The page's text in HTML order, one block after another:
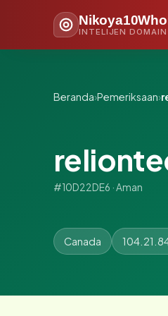
INTELIJEN
Beranda›Pemeriksaan›
#10D22DE6 · Aman
Canada